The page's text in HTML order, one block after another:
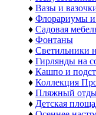
♦ Вазы и
♦ Флорариумы и
♦ Садовая
♦ Фонтаны
♦ Светильники
♦ Гирлянды на
♦ Кашпо и
♦ Коллекция
♦ Пляжный
♦ Детская